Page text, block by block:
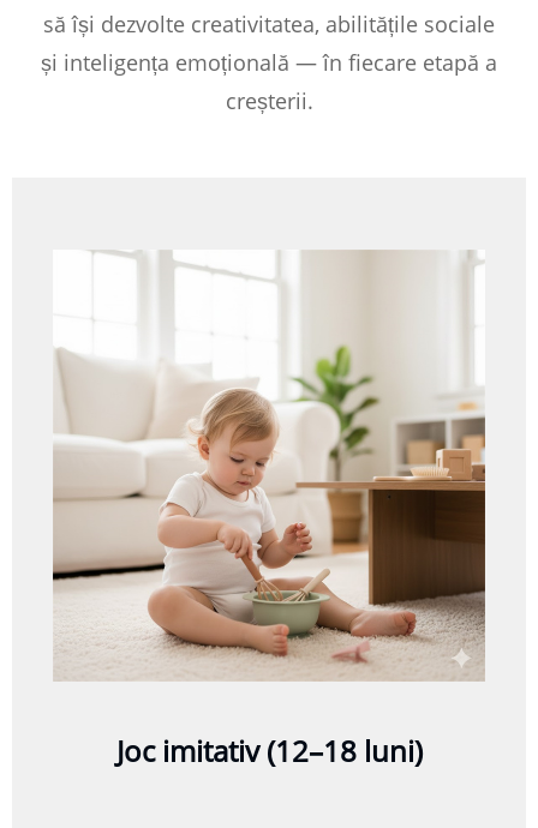
să își dezvolte creativitatea, abilitățile sociale
și inteligența emoțională — în fiecare etapă a
creșterii.
Joc imitativ (12–18 luni)